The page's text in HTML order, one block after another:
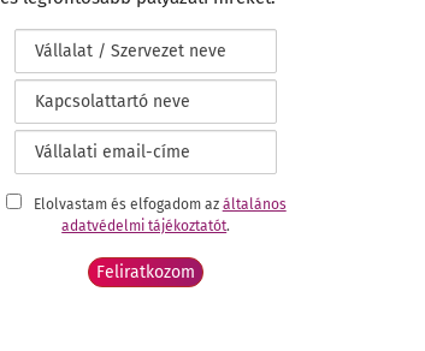
Elolvastam és elfogadom az általános
adatvédelmi tájékoztatót.